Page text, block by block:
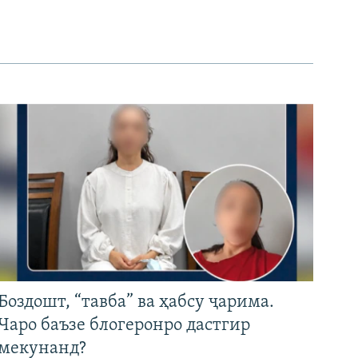
“тавба” ва ҳабсу ҷарима.
баъзе блогеронро дастгир